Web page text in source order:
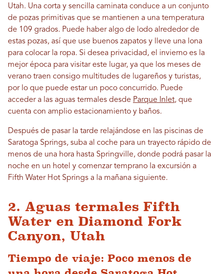
Utah. Una corta y sencilla caminata conduce a un conjunto
de pozas primitivas que se mantienen a una temperatura
de 109 grados. Puede haber algo de lodo alrededor de
estas pozas, así que use buenos zapatos y lleve una lona
para colocar la ropa. Si desea privacidad, el invierno es la
mejor época para visitar este lugar, ya que los meses de
verano traen consigo multitudes de lugareños y turistas,
por lo que puede estar un poco concurrido. Puede
acceder a las aguas termales desde Parque Inlet, que
cuenta con amplio estacionamiento y baños.
Después de pasar la tarde relajándose en las piscinas de
Saratoga Springs, suba al coche para un trayecto rápido de
menos de una hora hasta Springville, donde podrá pasar la
noche en un hotel y comenzar temprano la excursión a
Fifth Water Hot Springs a la mañana siguiente.
2. Aguas termales Fifth
Water en Diamond Fork
Canyon, Utah
Tiempo de viaje: Poco menos de